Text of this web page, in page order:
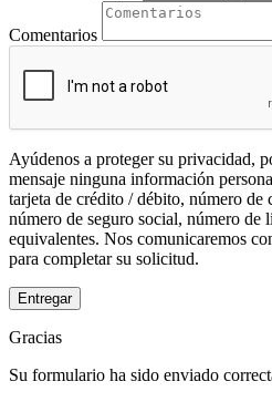
Comentarios
Ayúdenos a proteger su privacidad,
mensaje ninguna información
tarjeta de crédito / débito, número de
número de seguro social, número de
equivalentes. Nos comunicaremos
para completar su solicitud.
Entregar
Gracias
Su formulario ha sido enviado